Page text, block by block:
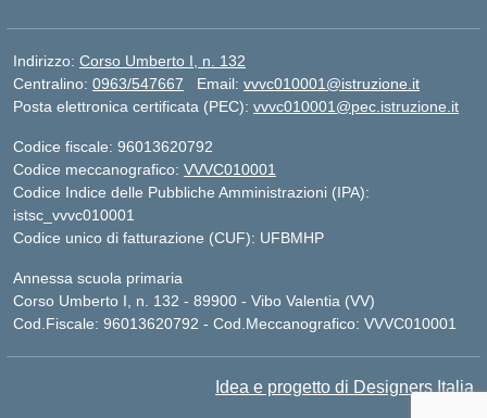
Indirizzo: Corso Umberto I, n. 132
Centralino: 0963/547667 Email: vvvc010001@istruzione.it
Posta elettronica certificata (PEC): vvvc010001@pec.istruzione.it
Codice fiscale: 96013620792
Codice meccanografico: VVVC010001
Codice Indice delle Pubbliche Amministrazioni (IPA):
istsc_vvvc010001
Codice unico di fatturazione (CUF): UFBMHP
Annessa scuola primaria
Corso Umberto I, n. 132 - 89900 - Vibo Valentia (VV)
Cod.Fiscale: 96013620792 - Cod.Meccanografico: VVVC010001
Idea e progetto di Designers Italia